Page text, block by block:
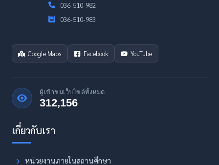
036-510-982
036-510-983
Google Maps Facebook YouTube
ผู้เข้าชมเว็บไซต์ทั้งหมด
312,156
หน่วยงานภายในสถานศึกษา